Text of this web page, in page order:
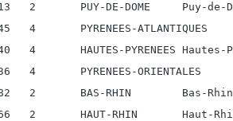
2       PUY-DE-DOME     Puy-de-
4       PYRENEES-ATLANTIQUES
4       HAUTES-PYRENEES Hautes-
4       PYRENEES-ORIENTALES
2       BAS-RHIN        Bas-Rhin
2       HAUT-RHIN       Haut-